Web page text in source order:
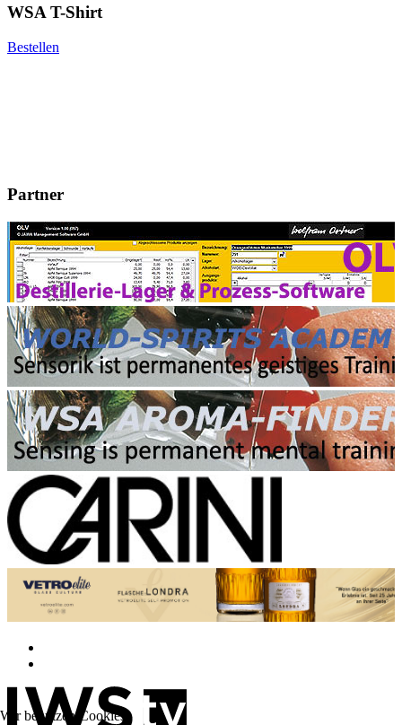
WSA T-Shirt
Bestellen
Partner
Wir benutzen Cookies